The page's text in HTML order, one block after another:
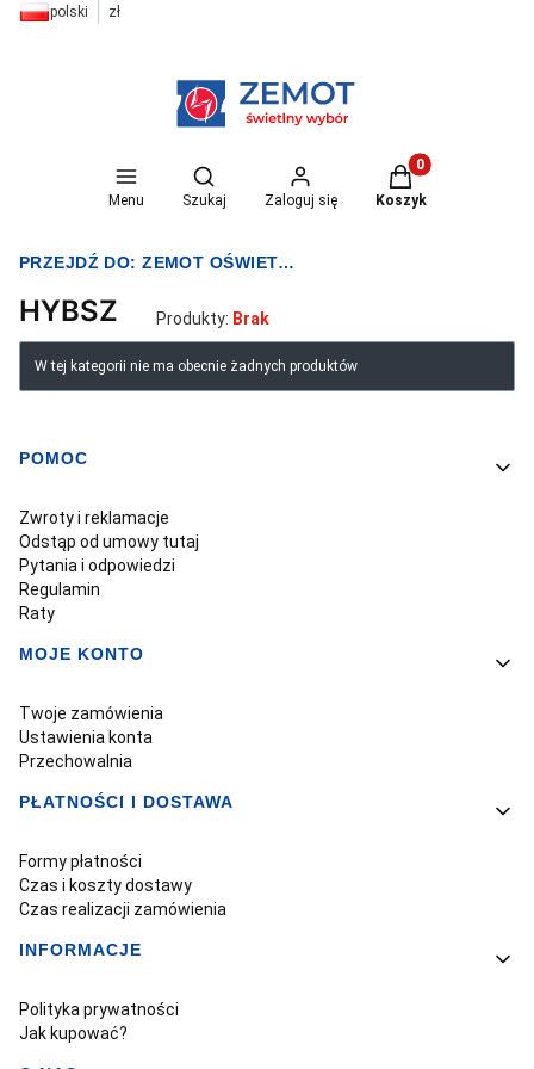
polski zł
Menu
Otwórz wyszukiwarkę
Szukaj Zaloguj się
Produkty w
Koszyk
PRZEJDŹ DO:ZEMOT OŚWIETLENIE I ELEKTRYKA
HYBSZ Produkty: Brak
Lista produktów
W tej kategorii nie ma obecnie żadnych produktów
Linki w stopce
POMOC
Zwroty i reklamacje
Odstąp od umowy tutaj
Pytania i odpowiedzi
Regulamin
Raty
MOJE KONTO
Twoje zamówienia
Ustawienia konta
Przechowalnia
PŁATNOŚCI I DOSTAWA
Formy płatności
Czas i koszty dostawy
Czas realizacji zamówienia
INFORMACJE
Polityka prywatności
Jak kupować?